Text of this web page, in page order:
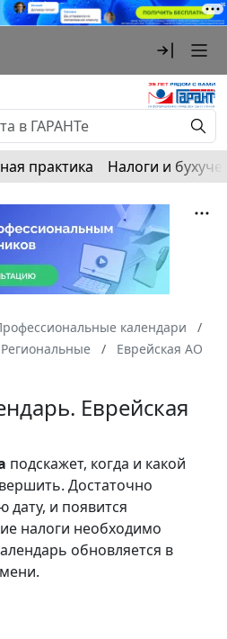
практика Налоги и
календари
Региональные
Еврейская АО
Еврейская
подскажет, когда и какой
Достаточно
и появится
налоги необходимо
обновляется в